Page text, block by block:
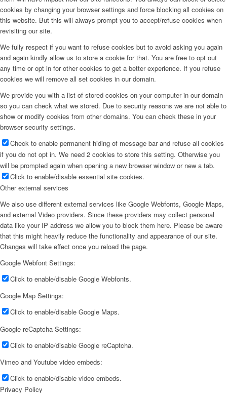
cookies by changing your browser settings and force blocking all cookies on
this website. But this will always prompt you to accept/refuse cookies when
revisiting our site.
We fully respect if you want to refuse cookies but to avoid asking you again
and again kindly allow us to store a cookie for that. You are free to opt out
any time or opt in for other cookies to get a better experience. If you refuse
cookies we will remove all set cookies in our domain.
We provide you with a list of stored cookies on your computer in our domain
so you can check what we stored. Due to security reasons we are not able to
show or modify cookies from other domains. You can check these in your
browser security settings.
Check to enable permanent hiding of message bar and refuse all cookies
if you do not opt in. We need 2 cookies to store this setting. Otherwise you
will be prompted again when opening a new browser window or new a tab.
Click to enable/disable essential site cookies.
Other external services
We also use different external services like Google Webfonts, Google Maps,
and external Video providers. Since these providers may collect personal
data like your IP address we allow you to block them here. Please be aware
that this might heavily reduce the functionality and appearance of our site.
Changes will take effect once you reload the page.
Google Webfont Settings:
Click to enable/disable Google Webfonts.
Google Map Settings:
Click to enable/disable Google Maps.
Google reCaptcha Settings:
Click to enable/disable Google reCaptcha.
Vimeo and Youtube video embeds:
Click to enable/disable video embeds.
Privacy Policy